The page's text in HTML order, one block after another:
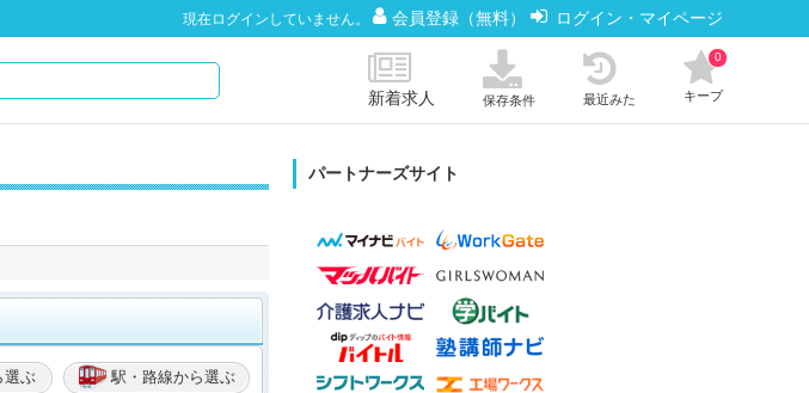
現在ログインしていません。 会員登録（無料） ログイン・マイページ
新着求人 保存条件 最近みた キープ
0
選ぶ 駅・路線から選ぶ
パートナーズサイト